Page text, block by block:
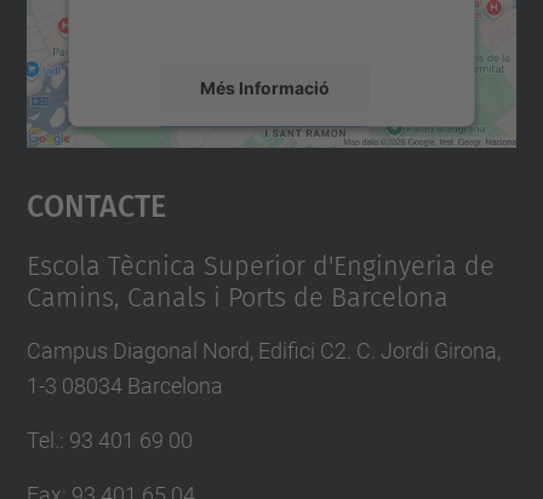
Més Informació
Accepta
powered by
Contacte
Escola Tècnica Superior d'Enginyeria de
Camins, Canals i Ports de Barcelona
Campus Diagonal Nord, Edifici C2. C. Jordi Girona,
1-3 08034 Barcelona
Tel.: 93 401 69 00